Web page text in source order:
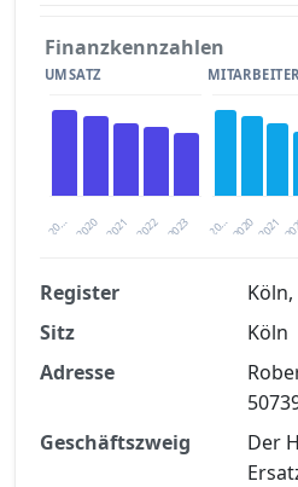
Finanzkennzahlen
UMSATZ
20… 2021 2023
2020 2022
MITARBEITER
20… 2021
2020
Finanzkennzahlen
Registrierung
Jetzt kostenlos
Register
Köln,
Sitz
Köln
Adresse
Geschäftszweig
Der